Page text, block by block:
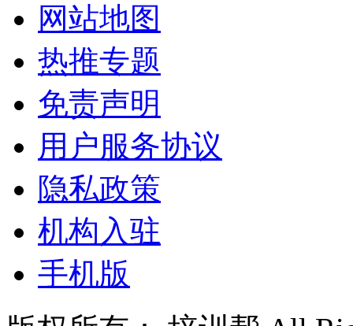
网站地图
热推专题
免责声明
用户服务协议
隐私政策
机构入驻
手机版